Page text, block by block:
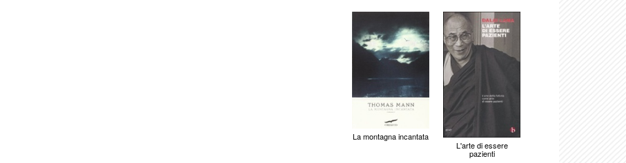
La montagna incantata
L'arte di essere
pazienti